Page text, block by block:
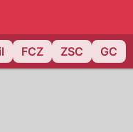
FCZ ZSC GC